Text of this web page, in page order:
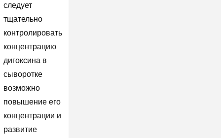
следует
тщательно
контролировать
концентрацию
дигоксина в
сыворотке
возможно
повышение его
концентрации и
развитие